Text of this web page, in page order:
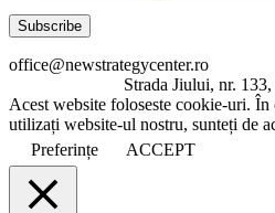
Strada Jiului, nr. 133, et. 1,
Acest website foloseste cookie-uri. În
utilizați website-ul nostru, sunteți de
Preferințe
ACCEPT